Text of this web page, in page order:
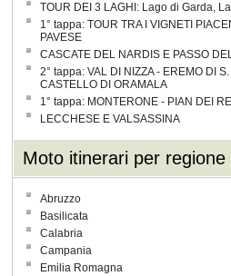
TOUR DEI 3 LAGHI: Lago di Garda,
1° tappa: TOUR TRA I VIGNETI
PAVESE
CASCATE DEL NARDIS E PASSO
2° tappa: VAL DI NIZZA - EREMO DI
CASTELLO DI ORAMALA
1° tappa: MONTERONE - PIAN DEI
LECCHESE E VALSASSINA
Moto itinerari per regione
Abruzzo
Basilicata
Calabria
Campania
Emilia Romagna